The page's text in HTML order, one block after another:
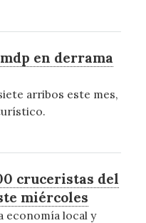
en derrama
arribos este mes,
cruceristas del
miércoles
economía local y